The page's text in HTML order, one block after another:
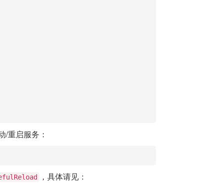
重启服务：
，具体请见：